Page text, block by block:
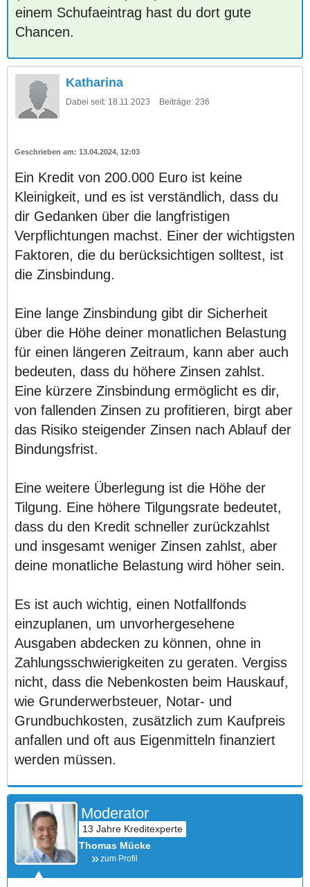
einem Schufaeintrag hast du dort gute
Chancen.
Katharina
Dabei seit: 18.11.2023 Beiträge: 236
13.04.2024, 12:03
Ein Kredit von 200.000 Euro ist keine
Kleinigkeit, und es ist verständlich, dass du
dir Gedanken über die langfristigen
Verpflichtungen machst. Einer der wichtigsten
Faktoren, die du berücksichtigen solltest, ist
die Zinsbindung.
Eine lange Zinsbindung gibt dir Sicherheit
über die Höhe deiner monatlichen Belastung
für einen längeren Zeitraum, kann aber auch
bedeuten, dass du höhere Zinsen zahlst.
Eine kürzere Zinsbindung ermöglicht es dir,
von fallenden Zinsen zu profitieren, birgt aber
das Risiko steigender Zinsen nach Ablauf der
Bindungsfrist.
Eine weitere Überlegung ist die Höhe der
Tilgung. Eine höhere Tilgungsrate bedeutet,
dass du den Kredit schneller zurückzahlst
und insgesamt weniger Zinsen zahlst, aber
deine monatliche Belastung wird höher sein.
Es ist auch wichtig, einen Notfallfonds
einzuplanen, um unvorhergesehene
Ausgaben abdecken zu können, ohne in
Zahlungsschwierigkeiten zu geraten. Vergiss
nicht, dass die Nebenkosten beim Hauskauf,
wie Grunderwerbsteuer, Notar- und
Grundbuchkosten, zusätzlich zum Kaufpreis
anfallen und oft aus Eigenmitteln finanziert
werden müssen.
Moderator
Thomas Mücke
zum Profil